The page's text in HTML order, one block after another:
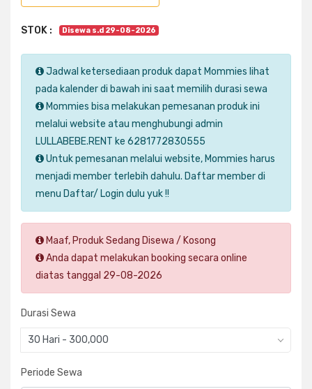
STOK : Disewa s.d 29-08-2026
Jadwal ketersediaan produk dapat Mommies lihat
pada kalender di bawah ini saat memilih durasi sewa
Mommies bisa melakukan pemesanan produk ini
melalui website atau menghubungi admin
LULLABEBE.RENT ke 6281772830555
Untuk pemesanan melalui website, Mommies harus
menjadi member terlebih dahulu. Daftar member di
menu Daftar/ Login dulu yuk !!
Maaf, Produk Sedang Disewa / Kosong
Anda dapat melakukan booking secara online
diatas tanggal 29-08-2026
Durasi Sewa
30 Hari - 300,000
Periode Sewa